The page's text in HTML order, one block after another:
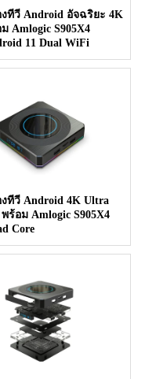
ทีวี Android อัจฉริยะ 4K
Amlogic S905X4
11 Dual WiFi
ทีวี Android 4K Ultra
ร้อม Amlogic S905X4
Core